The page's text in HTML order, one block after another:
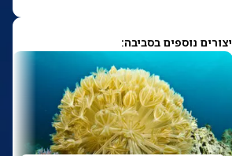
יצורים נוספים בסביבה: